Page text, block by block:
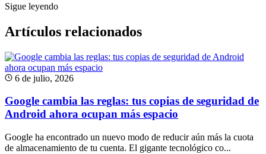
Sigue leyendo
Artículos relacionados
6 de julio, 2026
Google cambia las reglas: tus copias de seguridad de
Android ahora ocupan más espacio
Google ha encontrado un nuevo modo de reducir aún más la cuota
de almacenamiento de tu cuenta. El gigante tecnológico co...